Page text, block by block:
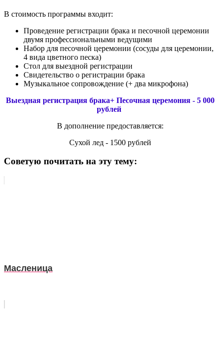
В стоимость программы входит:
Проведение регистрации брака и песочной церемонии
двумя профессиональными ведущими
Набор для песочной церемонии (сосуды для церемонии,
4 вида цветного песка)
Стол для выездной регистрации
Свидетельство о регистрации брака
Музыкальное сопровождение (+ два микрофона)
Выездная регистрация брака+ Песочная церемония - 5 000
рублей
В дополнение предоставляется:
Сухой лед - 1500 рублей
Советую почитать на эту тему:
Масленица